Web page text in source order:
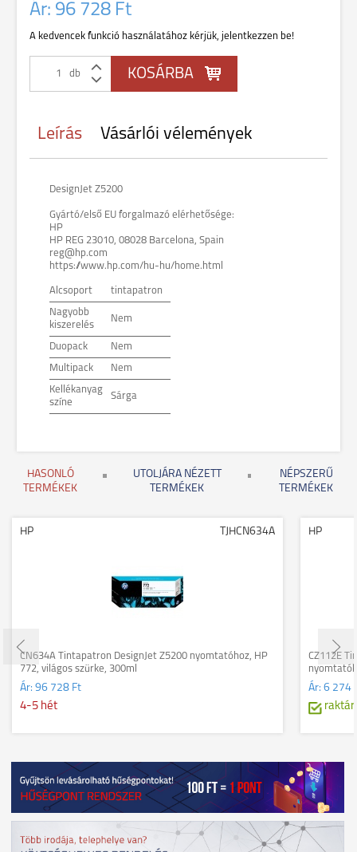
Ár: 96 728 Ft
A kedvencek funkció használatához kérjük, jelentkezzen be!
db
Leírás Vásárlói vélemények
DesignJet Z5200
Gyártó/első EU forgalmazó elérhetősége:
HP
HP REG 23010, 08028 Barcelona, Spain
reg@hp.com
https://www.hp.com/hu-hu/home.html
Alcsoport tintapatron
Nagyobb
kiszerelés
Nem
Duopack Nem
Multipack Nem
Kellékanyag
színe
Sárga
HASONLÓ
TERMÉKEK
UTOLJÁRA NÉZETT
TERMÉKEK
NÉPSZERŰ
TERMÉKEK
HP TJHCN634A
CN634A Tintapatron DesignJet Z5200 nyomtatóhoz, HP
772, világos szürke, 300ml
Ár: 96 728 Ft
4-5 hét
HP
CZ112E
Ár: 6 274